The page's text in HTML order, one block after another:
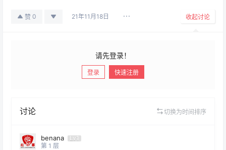
赞 0 21年11月18日 收起讨论
请先登录！
登录 快速注册
讨论 切换为时间排序
benana
Lv1
第 1 层